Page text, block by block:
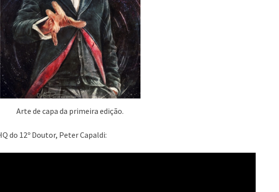
Arte de capa da primeira edição.
do 12º Doutor, Peter Capaldi: